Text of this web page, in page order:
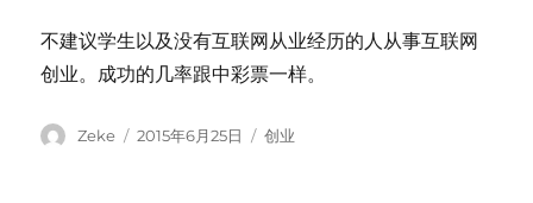
不建议学生以及没有互联网从业经历的人从事互联网
创业。成功的几率跟中彩票一样。
Author
Zeke
Posted
2015年6月25日 Categories
创业